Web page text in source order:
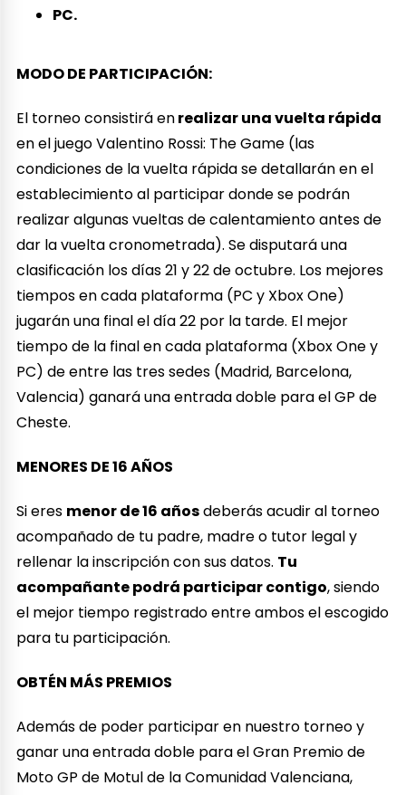
PC.
MODO DE PARTICIPACIÓN:
El torneo consistirá enrealizar una vuelta rápida
en el juego Valentino Rossi: The Game (las
condiciones de la vuelta rápida se detallarán en el
establecimiento al participar donde se podrán
realizar algunas vueltas de calentamiento antes de
dar la vuelta cronometrada). Se disputará una
clasificación los días 21 y 22 de octubre. Los mejores
tiempos en cada plataforma (PC y Xbox One)
jugarán una final el día 22 por la tarde. El mejor
tiempo de la final en cada plataforma (Xbox One y
PC) de entre las tres sedes (Madrid, Barcelona,
Valencia) ganará una entrada doble para el GP de
Cheste.
MENORES DE 16 AÑOS
Si eres menor de 16 añosdeberás acudir al torneo
acompañado de tu padre, madre o tutor legal y
rellenar la inscripción con sus datos. Tu
acompañante podrá participar contigo, siendo
el mejor tiempo registrado entre ambos el escogido
para tu participación.
OBTÉN MÁS PREMIOS
Además de poder participar en nuestro torneo y
ganar una entrada doble para el Gran Premio de
Moto GP de Motul de la Comunidad Valenciana,